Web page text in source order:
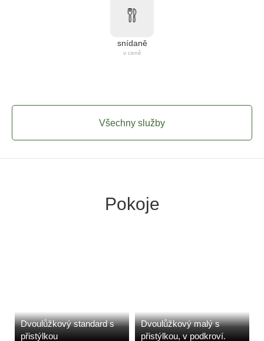
snídaně
v ceně
Všechny služby
Pokoje
Dvoulůžkový standard s
přistýlkou
Dvoulůžkový malý s
přistýlkou, v podkroví.